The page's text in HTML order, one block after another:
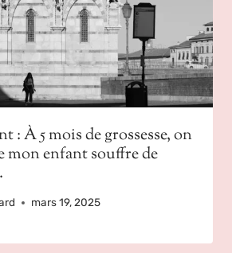
: À 5 mois de grossesse, on
mon enfant souffre de
mars 19, 2025